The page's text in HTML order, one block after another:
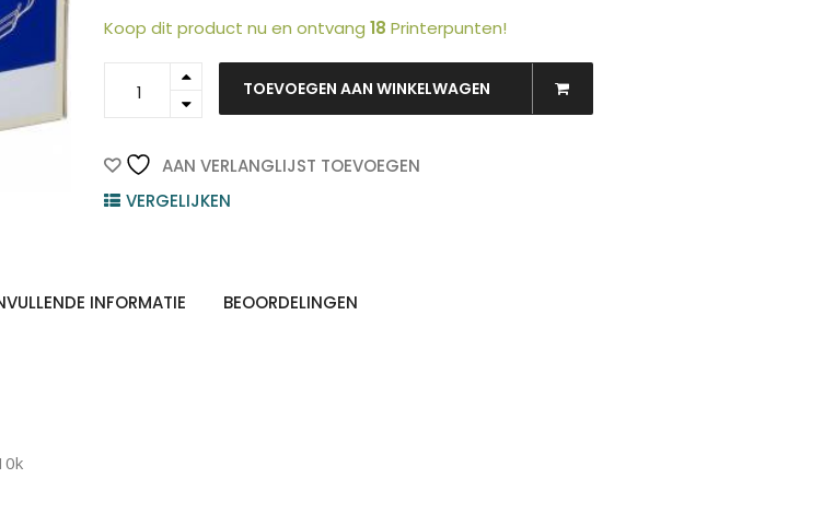
Koop dit product nu en ontvang 18 Printerpunten!
C13S050689
Cartridge
10.000vel
TOEVOEGEN AAN WINKELWAGEN
AAN VERLANGLIJST TOEVOEGEN
VERGELIJKEN
INFORMATIE BEOORDELINGEN